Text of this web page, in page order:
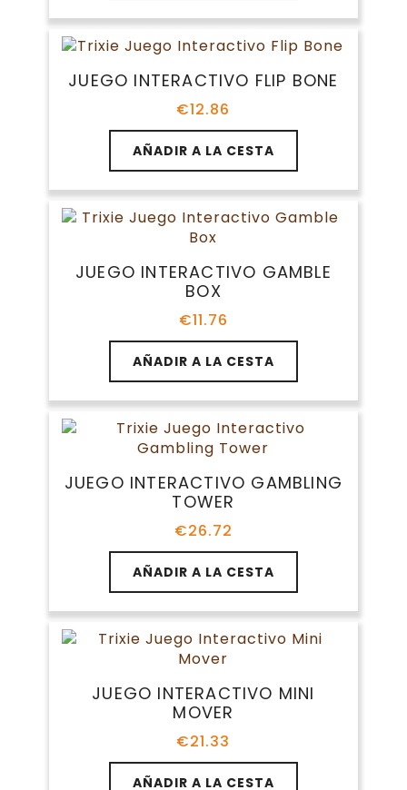
JUEGO INTERACTIVO FLIP BONE
€12.86
AÑADIR A LA CESTA
JUEGO INTERACTIVO GAMBLE
BOX
€11.76
AÑADIR A LA CESTA
JUEGO INTERACTIVO GAMBLING
TOWER
€26.72
AÑADIR A LA CESTA
JUEGO INTERACTIVO MINI
MOVER
€21.33
AÑADIR A LA CESTA